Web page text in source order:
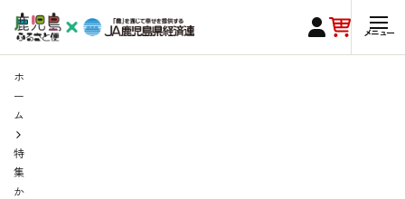
ホ
ー
ム
特
集
か